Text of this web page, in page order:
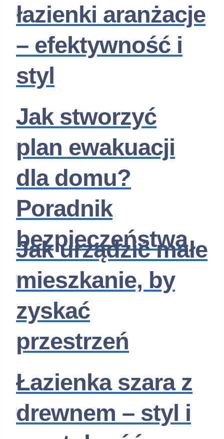
łazienki aranżacje
– efektywność i
styl
Jak stworzyć
plan ewakuacji
dla domu?
Poradnik
bezpieczeństwa
Jak urządzić małe
mieszkanie, by
zyskać
przestrzeń
Łazienka szara z
drewnem – styl i